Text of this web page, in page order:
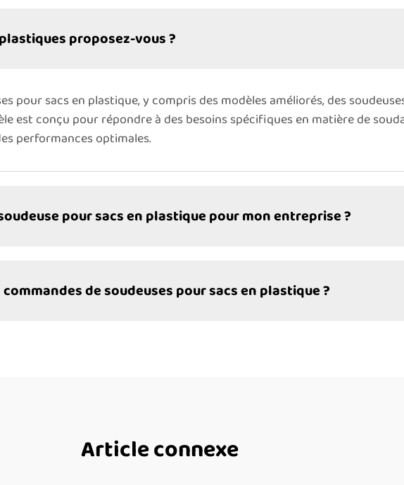
proposez-vous ?
pour sacs en plastique, y compris des modèles améliorés, des
est conçu pour répondre à des besoins spécifiques en matière de
performances optimales.
pour sacs en plastique pour mon entreprise ?
de soudeuses pour sacs en plastique ?
Article connexe